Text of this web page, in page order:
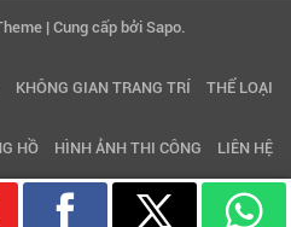
| Cung cấp bởi Sapo.
KHÔNG GIAN TRANG TRÍ THỂ LOẠI
HỒ HÌNH ẢNH THI CÔNG LIÊN HỆ